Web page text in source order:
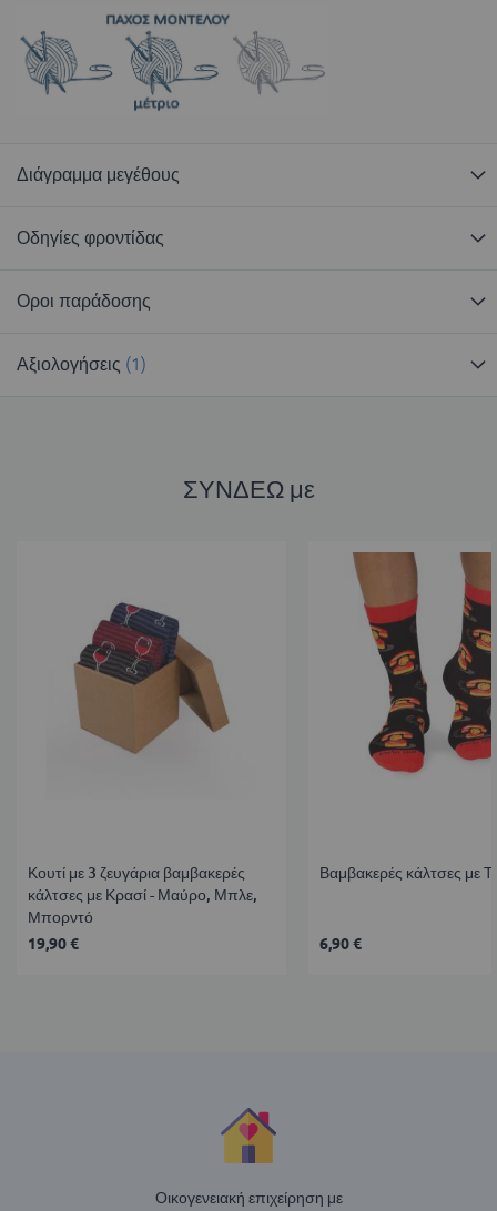
Διάγραμμα μεγέθους
Οδηγίες φροντίδας
Οροι παράδοσης
Αξιολογήσεις 1
ΣΥΝΔΕΩ με
Κουτί με 3 ζευγάρια βαμβακερές
κάλτσες με Κρασί - Μαύρο, Μπλε,
Μπορντό
19,90 €
Βαμβακερές κάλτσες με
6,90 €
Οικογενειακή επιχείρηση με